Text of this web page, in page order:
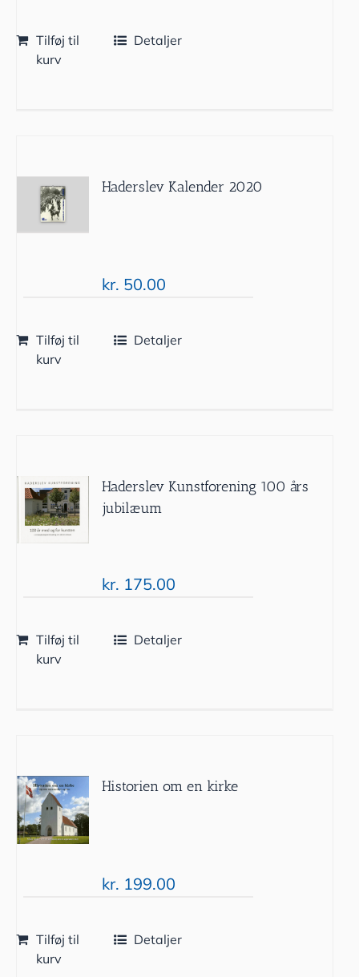
Tilføj til
kurv
Detaljer
Haderslev Kalender 2020
kr. 50.00
Tilføj til
kurv
Detaljer
Haderslev Kunstforening 100 års
jubilæum
kr. 175.00
Tilføj til
kurv
Detaljer
Historien om en kirke
kr. 199.00
Tilføj til
kurv
Detaljer